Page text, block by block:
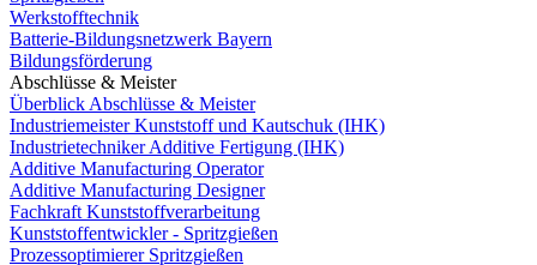
Werkstofftechnik
Batterie-Bildungsnetzwerk Bayern
Bildungsförderung
Abschlüsse & Meister
Überblick Abschlüsse & Meister
Industriemeister Kunststoff und Kautschuk (IHK)
Industrietechniker Additive Fertigung (IHK)
Additive Manufacturing Operator
Additive Manufacturing Designer
Fachkraft Kunststoffverarbeitung
Kunststoffentwickler - Spritzgießen
Prozessoptimierer Spritzgießen